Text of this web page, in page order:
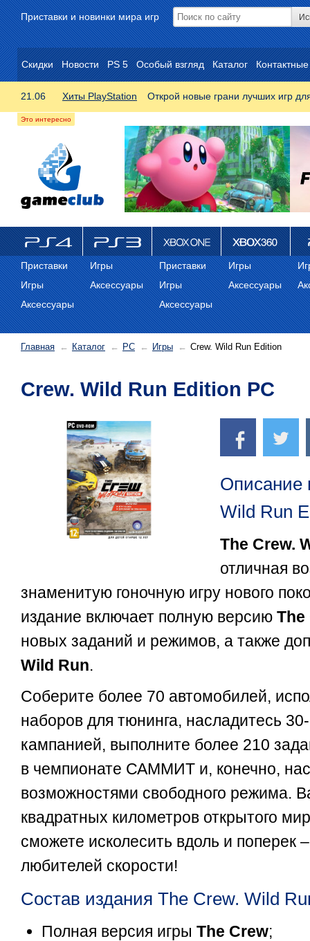
Приставки и новинки мира игр
Скидки Новости PS 5 Особый взгляд Каталог
21.06 Хиты PlayStation Открой новые грани лучших игр
ps4
Приставки
Игры
Аксессуары
PS3
Игры
Аксессуары
Xbox One
Приставки
Игры
Аксессуары
Xbox 360
Игры
Аксессуары
Главная Каталог PC Игры Crew. Wild Run Edition
Crew. Wild Run Edition PC
Описание
Wild Run
The Crew.
отличная
знаменитую гоночную игру нового
издание включает полную версию The
новых заданий и режимов, а также
Wild Run.
Соберите более 70 автомобилей,
наборов для тюнинга, насладитесь
кампанией, выполните более 210
в чемпионате САММИТ и, конечно,
возможностями свободного режима.
квадратных километров открытого
сможете исколесить вдоль и поперек
любителей скорости!
Состав издания The Crew. Wild
Полная версия игры The Crew;